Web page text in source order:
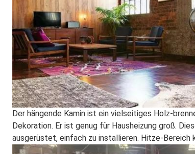
Der hängende Kamin ist ein vielseitiges Holz-
Dekoration. Er ist genug für Hausheizung groß.
ausgerüstet, einfach zu installieren. Hitze-Bereich